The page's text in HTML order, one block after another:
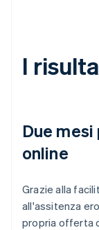
I
Due
online
Grazie alla
all'assitenza
propria offerta